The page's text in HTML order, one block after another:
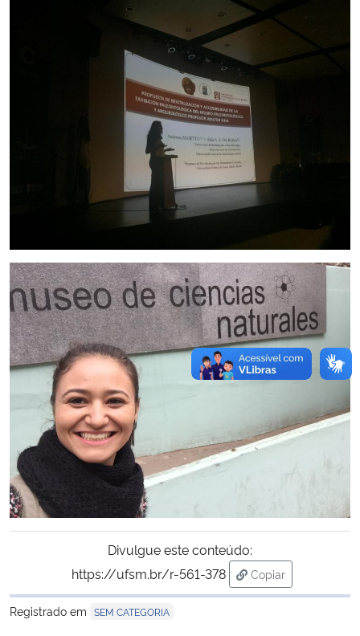
Divulgue este conteúdo:
https://ufsm.br/r-561-378
Copiar
para área de
Registrado em SEM CATEGORIA